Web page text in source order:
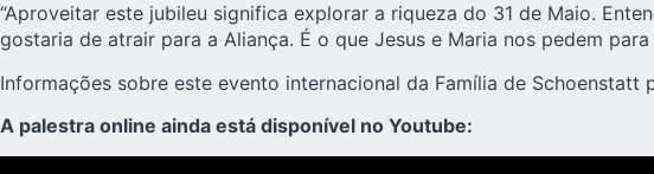
“Aproveitar este jubileu significa explorar a riqueza do 31 de Maio.
gostaria de atrair para a Aliança. É o que Jesus e Maria nos pedem
Informações sobre este evento internacional da Família de
A palestra online ainda está disponível no Youtube: